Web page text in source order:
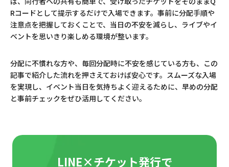
Rコードとして提示するだけで入場できます。事前に分配手順や
注意点を把握しておくことで、当日の不安を減らし、ライブやイ
ベントを思いきり楽しめる環境が整います。
分配に不慣れな方や、毎回分配時に不安を感じている方も、この
記事で紹介した流れを押さえておけば安心です。スムーズな入場
を実現し、イベント当日を気持ちよく迎えるために、早めの分配
と事前チェックをぜひ活用してください。
LINE×チケット発行で